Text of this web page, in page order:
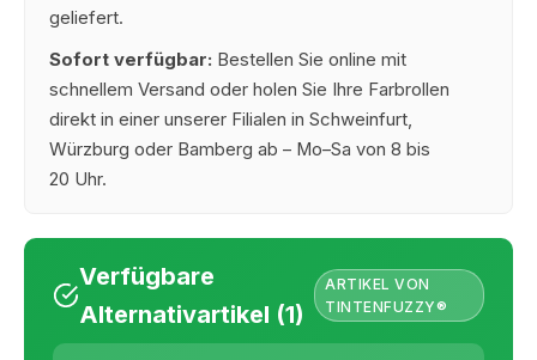
geliefert.
Sofort verfügbar: Bestellen Sie online mit
schnellem Versand oder holen Sie Ihre Farbrollen
direkt in einer unserer Filialen in Schweinfurt,
Würzburg oder Bamberg ab – Mo–Sa von 8 bis
20 Uhr.
Verfügbare
Alternativartikel (1)
ARTIKEL VON
TINTENFUZZY®